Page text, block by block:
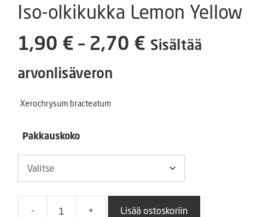
Iso-olkikukka Lemon Yellow
1,90 € – 2,70 € Hintaluokka:
Sisältää
arvonlisäveron
Xerochrysum bracteatum
Pakkauskoko
- + Lisää ostoskoriin